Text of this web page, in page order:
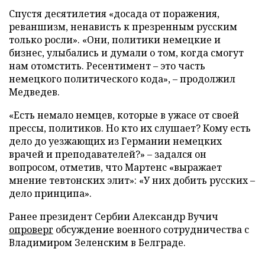
Спустя десятилетия «досада от поражения,
реваншизм, ненависть к презренным русским
только росли». «Они, политики немецкие и
бизнес, улыбались и думали о том, когда смогут
нам отомстить. Ресентимент – это часть
немецкого политического кода», – продолжил
Медведев.
«Есть немало немцев, которые в ужасе от своей
прессы, политиков. Но кто их слушает? Кому есть
дело до уезжающих из Германии немецких
врачей и преподавателей?» – задался он
вопросом, отметив, что Мартенс «выражает
мнение тевтонских элит»: «У них добить русских –
дело принципа».
Ранее президент Сербии Александр Вучич
опроверг обсуждение военного сотрудничества с
Владимиром Зеленским в Белграде.